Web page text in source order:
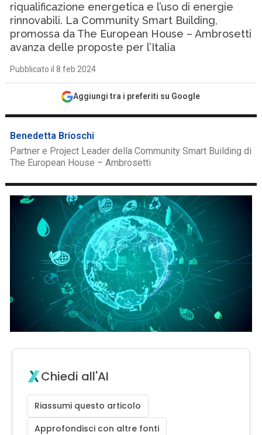
riqualificazione energetica e l’uso di energie
rinnovabili. La Community Smart Building,
promossa da The European House – Ambrosetti
avanza delle proposte per l’Italia
Pubblicato il 8 feb 2024
Aggiungi tra i preferiti su Google
Benedetta Brioschi
Partner e Project Leader della Community Smart Building di
The European House – Ambrosetti
Chiedi all'AI
Riassumi questo articolo
Approfondisci con altre fonti